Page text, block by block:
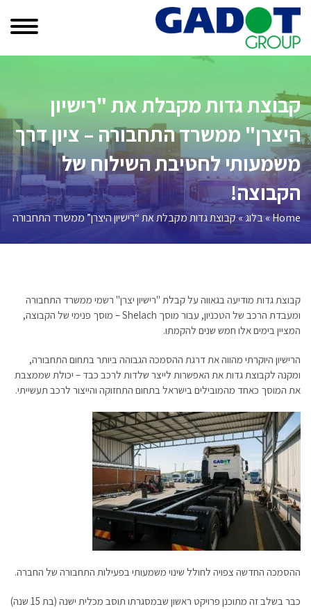
Skip
קבוצת גדות מקבלת את "רישיון
היצרן" ממשרד התחבורה – ציון דרך
משמעותי לחטיבת השילוח של
הקבוצה!
Home
»בלוג»קבוצת גדות מקבלת את “רישיון היצרן” ממשרד התחבורה
קבוצת גדות מודיעה בגאווה על קבלת "רישיון יצרן" רשמי ממשרד התחבורה
ומעבדת הרכב של הטכניון, עבור מוסך Shelach – מוסך פנימי של הקבוצה,
המציין בימים אלו חמש שנים להקמתו.
הרישיון היוקרתי מהווה את דרגת ההסמכה הגבוהה ביותר בתחום התחבורה,
ומקנה לקבוצת גדות את האפשרות לייצר שלדות לרכב כבד – יכולת שממצבת
את המוסך כאחד מהמובילים בישראל בתחום התחזוקה והייצור לרכב תעשייתי.
ההסמכה החדשה צפויה לחולל שינוי משמעותי בפעילות התחבורה של החברה.
כבר בשלב זה מתוכנן פרויקט ראשון שבמסגרתו תוסב מכלית ישנה (בת 15 שנה)